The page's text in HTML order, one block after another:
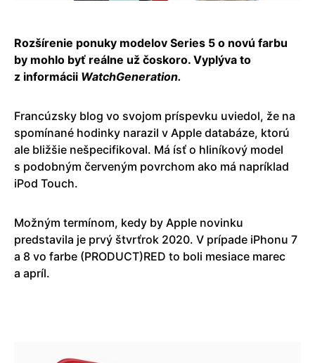
Rozšírenie ponuky modelov Series 5 o novú farbu
by mohlo byť reálne už čoskoro. Vyplýva to
z informácii WatchGeneration.
Francúzsky blog vo svojom príspevku uviedol, že na
spomínané hodinky narazil v Apple databáze, ktorú
ale bližšie nešpecifikoval. Má ísť o hliníkový model
s podobným červeným povrchom ako má napríklad
iPod Touch.
Možným termínom, kedy by Apple novinku
predstavila je prvý štvrťrok 2020. V prípade iPhonu 7
a 8 vo farbe (PRODUCT)RED to boli mesiace marec
a apríl.